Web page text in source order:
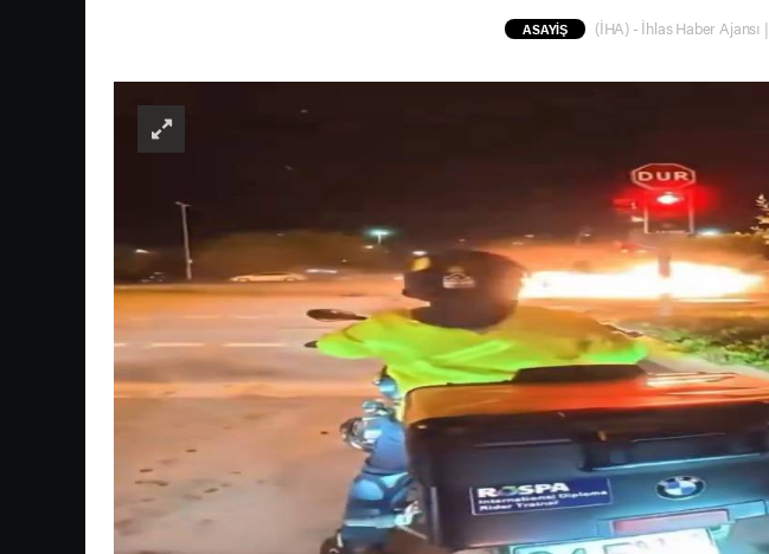
ASAYİŞ (İHA) - İhlas Haber Ajansı